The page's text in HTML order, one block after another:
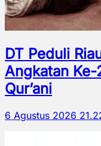
DT Peduli
Angkatan Ke-
Qur’ani
6 Agustus 2026